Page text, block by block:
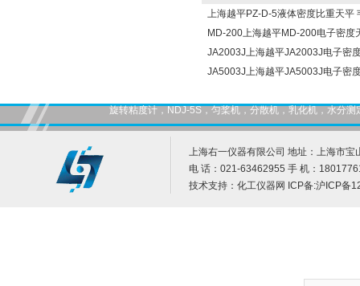
上海越平PZ-D-5液体密度比重天平
MD-200上海越平MD-200电子密度
JA2003J上海越平JA2003J电子密
JA5003J上海越平JA5003J电子密
旋转粘度计，NDJ-5S，匀桨机，分散机，乳化机，水分
上海右一仪器有限公司 地址：上海市宝
电 话：021-63462955 手 机：
技术支持： 化工仪器网 ICP备:沪ICP备